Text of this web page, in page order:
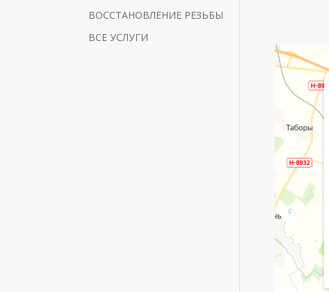
ВОССТАНОВЛЕНИЕ РЕЗЬБЫ
ВСЕ УСЛУГИ